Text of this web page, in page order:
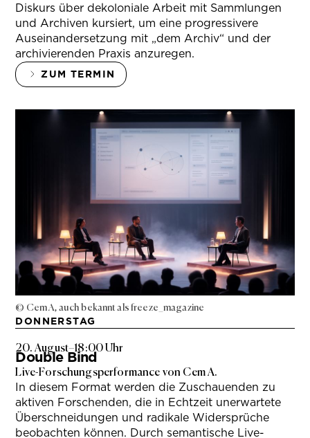
Diskurs über dekoloniale Arbeit mit Sammlungen
und Archiven kursiert, um eine progressivere
Auseinandersetzung mit „dem Archiv“ und der
archivierenden Praxis anzuregen.
ZUM TERMIN
© Cem A, auch bekannt als freeze_magazine
DONNERSTAG
20. August–18:00 Uhr
Double Bind
Live-Forschungsperformance von Cem A.
In diesem Format werden die Zuschauenden zu
aktiven Forschenden, die in Echtzeit unerwartete
Überschneidungen und radikale Widersprüche
beobachten können. Durch semantische Live-